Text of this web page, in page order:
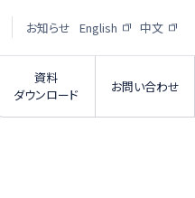
資料
ダウンロード
お問い合わせ
お知らせ English 中文